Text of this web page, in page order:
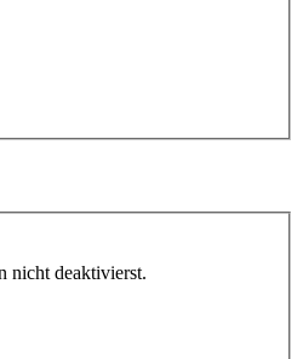
nicht deaktivierst.